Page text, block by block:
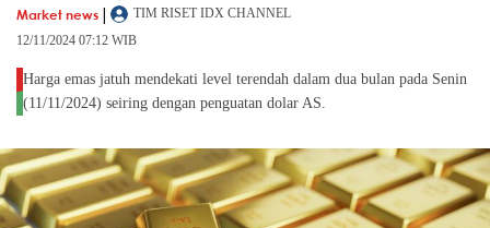
Market news |
TIM RISET IDX CHANNEL
12/11/2024 07:12 WIB
Harga emas jatuh mendekati level terendah dalam dua bulan pada Senin
(11/11/2024) seiring dengan penguatan dolar AS.